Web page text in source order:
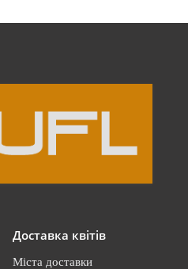
Доставка квітів
Міста доставки